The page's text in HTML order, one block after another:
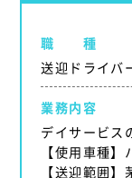
職 種
送迎ドライバ
業務内容
デイサービス
【使用車種
【送迎範囲